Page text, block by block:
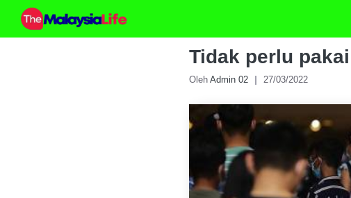
Skip
Tidak perlu
Oleh Admin 02 27/03/2022